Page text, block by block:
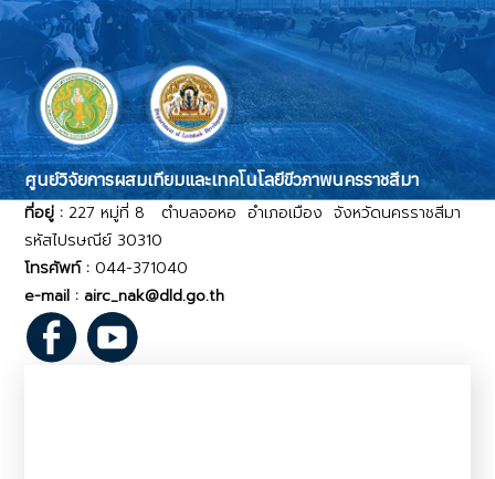
ศูนย์วิจัยการผสมเทียมและเทคโนโลยีขีวภาพนครราชสีมา
ที่อยู่ : 227 หมู่ที่ 8 ตำบลจอหอ อำเภอเมือง จังหวัดนครราชสีมา
รหัสไปรษณีย์ 30310
โทรศัพท์ : 044-371040
e-mail : airc_nak@dld.go.th